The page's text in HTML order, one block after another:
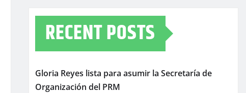
RECENT POSTS
Gloria Reyes lista para asumir la Secretaría de
Organización del PRM